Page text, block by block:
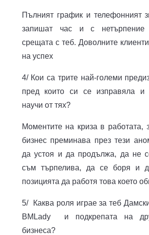
Пълният график и телефонният
запишат час и с нетърпение
срещата с теб. Доволните
на успех
4/ Кои са трите най-големи
пред които си се изправяла и
научи от тях?
Моментите на криза в работата,
бизнес преминава през тези
да устоя и да продължа, да не
съм търпелива, да се боря и
позицията да работя това което
5/ Каква роля играе за теб
BMLady и подкрепата на
бизнеса?